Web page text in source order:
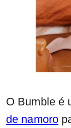
O Bumble é
de namoro